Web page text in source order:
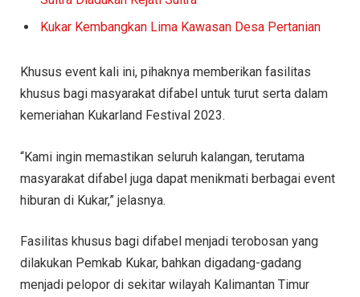
Kukar Kembangkan Lima Kawasan Desa Pertanian
Khusus event kali ini, pihaknya memberikan fasilitas
khusus bagi masyarakat difabel untuk turut serta dalam
kemeriahan Kukarland Festival 2023.
“Kami ingin memastikan seluruh kalangan, terutama
masyarakat difabel juga dapat menikmati berbagai event
hiburan di Kukar,” jelasnya.
Fasilitas khusus bagi difabel menjadi terobosan yang
dilakukan Pemkab Kukar, bahkan digadang-gadang
menjadi pelopor di sekitar wilayah Kalimantan Timur